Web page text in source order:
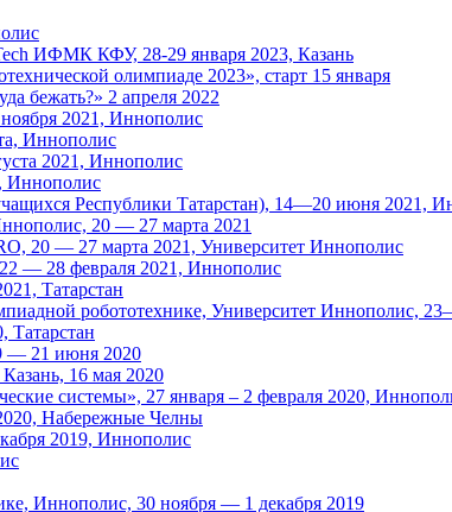
ИФМК КФУ, 28-29 января 2023, Казань
олимпиаде 2023», старт 15 января
бежать?» 2 апреля 2022
2021, Иннополис
Иннополис
2021, Иннополис
Иннополис
Республики Татарстан), 14—20 июня 2021,
20 — 27 марта 2021
20 — 27 марта 2021, Университет Иннополис
— 28 февраля 2021, Иннополис
Татарстан
робототехнике, Университет Иннополис,
Татарстан
— 21 июня 2020
16 мая 2020
системы», 27 января – 2 февраля 2020,
Набережные Челны
2019, Иннополис
Иннополис, 30 ноября — 1 декабря 2019